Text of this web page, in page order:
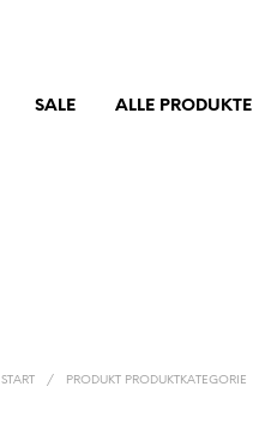
SALE ALLE PRODUKTE
START / PRODUKT PRODUKTKATEGORIE